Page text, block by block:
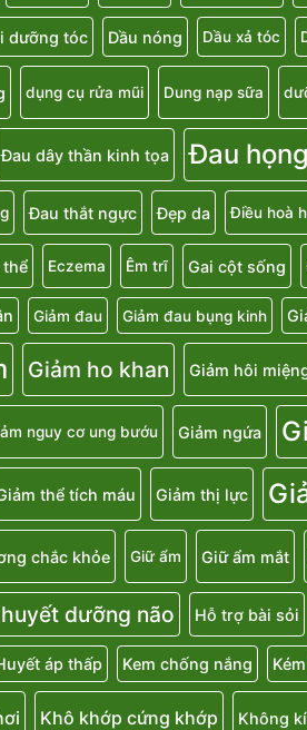
dưỡng tóc Dầu nóng Dầu xả tóc
dụng cụ rửa mũi Dung nạp sữa
Đau dây thần kinh tọa Đau họng
Đau thắt ngực Đẹp da Điều hoà
Eczema Êm trĩ Gai cột sống
Giảm đau Giảm đau bụng kinh
Giảm ho khan Giảm hôi
nguy cơ ung bướu Giảm ngứa
thể tích máu Giảm thị lực
chắc khỏe Giữ ẩm Giữ ẩm mắt
dưỡng não Hỗ trợ bài sỏi
áp thấp Kem chống nắng
Khô khớp cứng khớp Không